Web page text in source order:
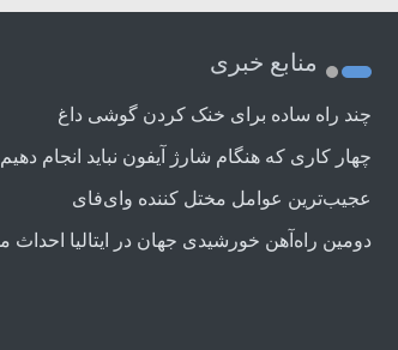
منابع خبری
چند راه‌ ساده برای خنک کردن گوشی داغ
چهار کاری که هنگام شارژ آیفون نباید انجام دهیم
عجیب‌ترین عوامل مختل کننده وای‌فای
دومین راه‌آهن خورشیدی جهان در ایتالیا